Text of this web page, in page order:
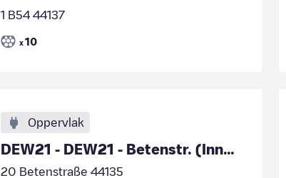
1 B54 44137
x 10
Oppervlak
DEW21 - DEW21 - Betenstr. (Innenstadt-Parkplatz)
20 Betenstraße 44135